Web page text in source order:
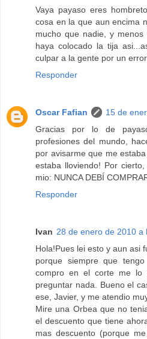
Vaya payaso eres
cosa en la que aun encima
mucho que nadie, y
haya colocado la tija
culpar a la gente por un
Responder
Oscar Fafian
15 de
Gracias por lo de
profesiones del mundo,
por avisarme que me
estaba lloviendo! Por
mio: NUNCA DEBÍ
Responder
Ivan 28 de enero de 2010 a
Hola!Pues lei esto y aun asi
porque siempre que
compro en el corte me lo
preguntar nada. Bueno el
ese, Javier, y me atendio
Mire una Orbea que no
el descuento que tiene
mas descuento (porque